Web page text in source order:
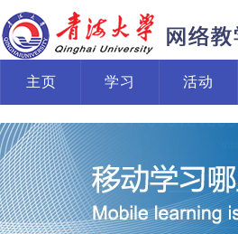
主页 学习 活动